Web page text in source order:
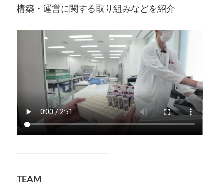
構築・運営に関する取り組みなどを紹介
TEAM